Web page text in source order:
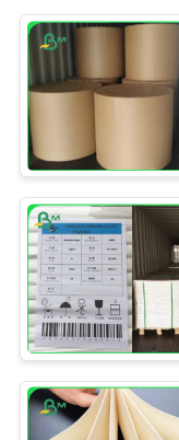
เว็บไซต์
PRIVACY
POLICY